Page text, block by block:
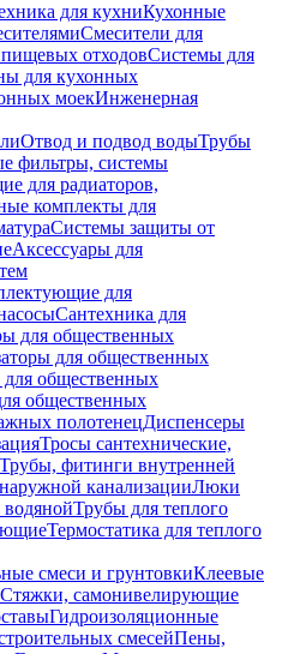
для кухниКухонные
Смесители для
отходовСистемы для
для кухонных
моекИнженерная
Отвод и подвод водыТрубы
фильтры, системы
для радиаторов,
комплекты для
Системы защиты от
Аксессуары для
для
Сантехника для
для общественных
для общественных
общественных
общественных
полотенецДиспенсеры
Тросы сантехнические,
Трубы, фитинги внутренней
канализацииЛюки
Трубы для теплого
Термостатика для теплого
смеси и грунтовкиКлеевые
Стяжки, самонивелирующие
Гидроизоляционные
смесейПены,